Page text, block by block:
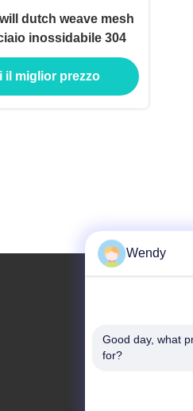
dutch weave mesh
inossidabile 304
il miglior prezzo
Indirizzo
Wendy
Good day, what
for?